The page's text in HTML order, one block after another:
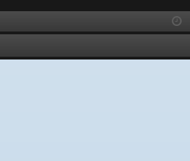
ar
ist
rs